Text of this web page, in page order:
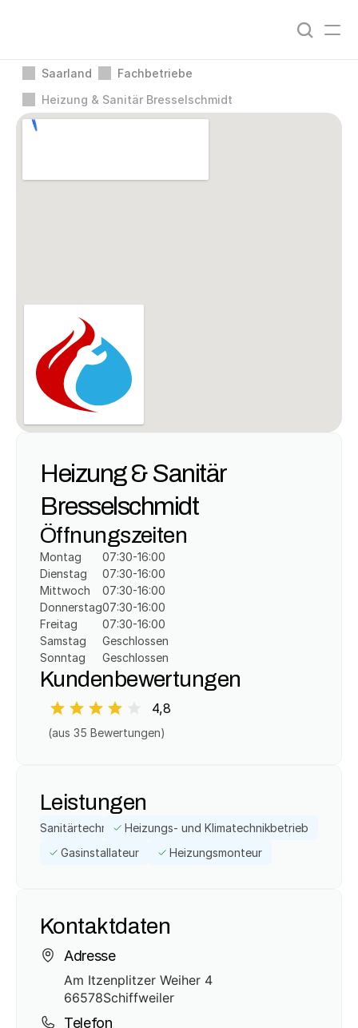
Saarland
Fachbetriebe
Heizung & Sanitär Bresselschmidt
Heizung & Sanitär
Bresselschmidt
Öffnungszeiten
Montag
Dienstag
Mittwoch
Donnerstag
Freitag
Samstag
Sonntag
07:30-16:00
07:30-16:00
07:30-16:00
07:30-16:00
07:30-16:00
Geschlossen
Geschlossen
Kundenbewertungen
4,8
(aus 35 Bewertungen)
Leistungen
Sanitärtechnik
Heizungs- und Klimatechnikbetrieb
Gasinstallateur
Heizungsmonteur
Kontaktdaten
Adresse
Am Itzenplitzer Weiher 4
66578Schiffweiler
Telefon